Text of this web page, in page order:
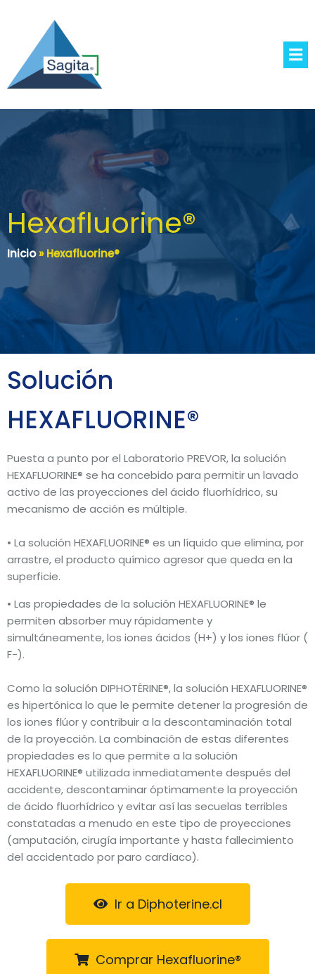
Hexafluorine®
Inicio»Hexafluorine®
Solución
HEXAFLUORINE®
Puesta a punto por el Laboratorio PREVOR, la solución
HEXAFLUORINE® se ha concebido para permitir un lavado
activo de las proyecciones del ácido fluorhídrico, su
mecanismo de acción es múltiple.
• La solución HEXAFLUORINE® es un líquido que elimina, por
arrastre, el producto químico agresor que queda en la
superficie.
• Las propiedades de la solución HEXAFLUORINE® le
permiten absorber muy rápidamente y
simultáneamente, los iones ácidos (H+) y los iones flúor (
F-).
Como la solución DIPHOTÉRINE®, la solución HEXAFLUORINE®
es hipertónica lo que le permite detener la progresión de
los iones flúor y contribuir a la descontaminación total
de la proyección. La combinación de estas diferentes
propiedades es lo que permite a la solución
HEXAFLUORINE® utilizada inmediatamente después del
accidente, descontaminar óptimamente la proyección
de ácido fluorhídrico y evitar así las secuelas terribles
constatadas a menudo en este tipo de proyecciones
(amputación, cirugía importante y hasta fallecimiento
del accidentado por paro cardíaco).
Ir a Diphoterine.cl
Comprar Hexafluorine®